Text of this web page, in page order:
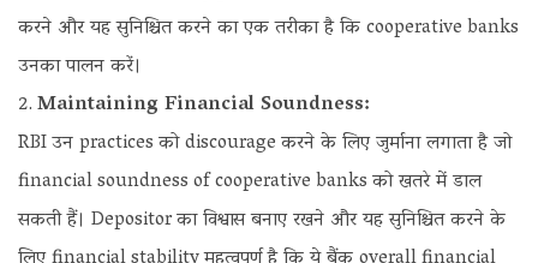
करने और यह सुनिश्चित करने का एक तरीका है कि cooperative banks
उनका पालन करें।
Maintaining Financial Soundness:
RBI उन practices को discourage करने के लिए जुर्माना लगाता है जो
financial soundness of cooperative banks को खतरे में डाल
सकती हैं। Depositor का विश्वास बनाए रखने और यह सुनिश्चित करने के